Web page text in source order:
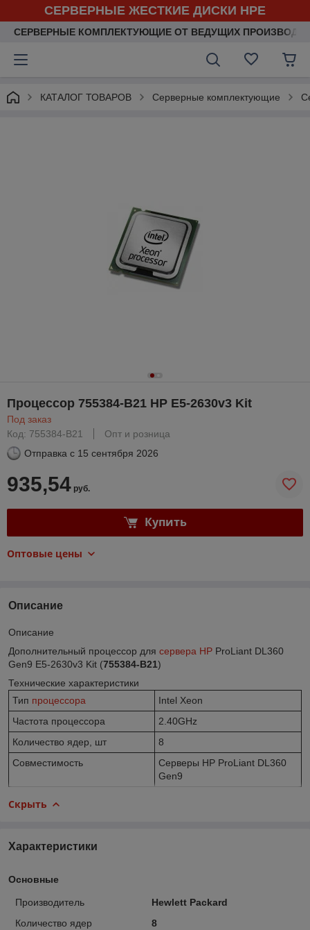
СЕРВЕРНЫЕ ЖЕСТКИЕ ДИСКИ HPE
СЕРВЕРНЫЕ КОМПЛЕКТУЮЩИЕ ОТ ВЕДУЩИХ
КАТАЛОГ ТОВАРОВ Серверные комплектующие
Процессор 755384-B21 HP E5-2630v3 Kit
Под заказ
Код: 755384-B21
Опт и розница
Отправка с 15 сентября 2026
935,54 руб.
Купить
Оптовые цены
Описание
Описание
Дополнительный процессор для сервера HP ProLiant DL360
Gen9 E5-2630v3 Kit (755384-B21)
Технические характеристики
Тип процессора
Intel Xeon
Частота процессора
2.40GHz
Количество ядер, шт
8
Совместимость
Серверы HP ProLiant DL360
Gen9
Скрыть
Характеристики
Основные
Производитель
Hewlett Packard
Количество ядер
8